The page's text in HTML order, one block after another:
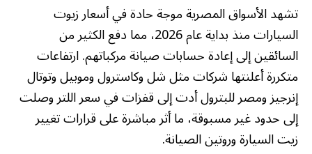
تشهد الأسواق المصرية موجة حادة في أسعار زيوت
السيارات منذ بداية عام 2026، مما دفع الكثير من
السائقين إلى إعادة حسابات صيانة مركباتهم. ارتفاعات
متكررة أعلنتها شركات مثل شل وكاسترول وموبيل وتوتال
إنرجيز ومصر للبترول أدت إلى قفزات في سعر اللتر وصلت
إلى حدود غير مسبوقة، ما أثر مباشرة على قرارات تغيير
زيت السيارة وروتين الصيانة.